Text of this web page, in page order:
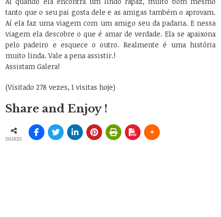
tanto que o seu pai gosta dele e as amigas também o aprovam.
Aí ela faz uma viagem com um amigo seu da padaria. E nessa
viagem ela descobre o que é amar de verdade. Ela se apaixona
pelo padeiro e esquece o outro. Realmente é uma história
muito linda. Vale a pena assistir.!
Assistam Galera!
(Visitado 278 vezes, 1 visitas hoje)
Share and Enjoy !
SHARES